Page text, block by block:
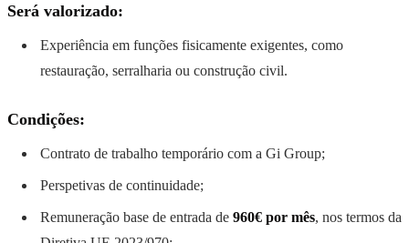
Será valorizado:
Experiência em funções fisicamente exigentes, como
restauração, serralharia ou construção civil.
Condições:
Contrato de trabalho temporário com a Gi Group;
Perspetivas de continuidade;
Remuneração base de entrada de 960€ por mês, nos termos da